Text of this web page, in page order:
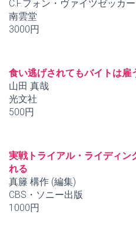
C.F.フォン・ヴァイツゼッカ
南雲堂
3000円
食い逃げされてもバイトは雇
山田 真哉
光文社
500円
実戦トライアル・ライディン
れる
真籐 構作 (編集)
CBS・ソニー出版
1000円